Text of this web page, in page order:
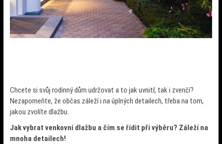
Chcete si svůj rodinný dům udržovat a to jak uvnitř, tak i zvenčí?
Nezapomeňte, že občas záleží i na úplných detailech, třeba na tom,
jakou zvolíte dlažbu.
Jak vybrat venkovní dlažbu a čím se řídit při výběru? Záleží na
mnoha detailech!